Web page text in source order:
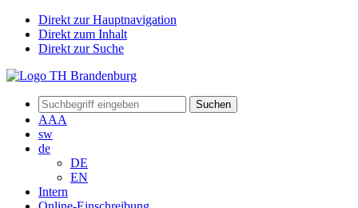
Direkt zur Hauptnavigation
Direkt zum Inhalt
Direkt zur Suche
Suchen
AAA
sw
de
DE
EN
Intern